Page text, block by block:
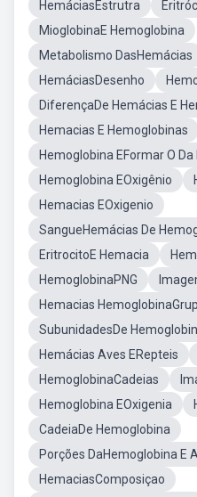
HemáciasEstrutra
MioglobinaE Hemoglobina
Metabolismo DasHemácias
HemáciasDesenho
DiferençaDe Hemácias E
Hemacias E Hemoglobinas
Hemoglobina EFormar O
Hemoglobina EOxigênio
Hemacias EOxigenio
SangueHemácias De
EritrocitoE Hemacia
HemoglobinaPNG
Hemacias
SubunidadesDe
Hemácias Aves ERepteis
HemoglobinaCadeias
Hemoglobina EOxigenia
CadeiaDe Hemoglobina
Porções DaHemoglobina E
HemaciasComposiçao